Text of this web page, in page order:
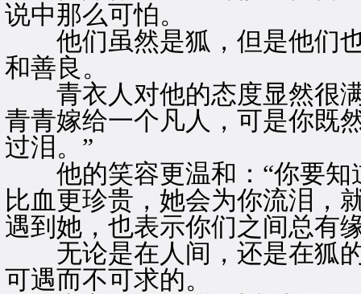
说中那么可怕。
他们虽然是狐，但是他们也
和善良。
青衣人对他的态度显然很满
青青嫁给一个凡人，可是你既
过泪。”
他的笑容更温和：“你要知
比血更珍贵，她会为你流泪，
遇到她，也表示你们之间总有
无论是在人间，还是在狐的
可遇而不可求的。